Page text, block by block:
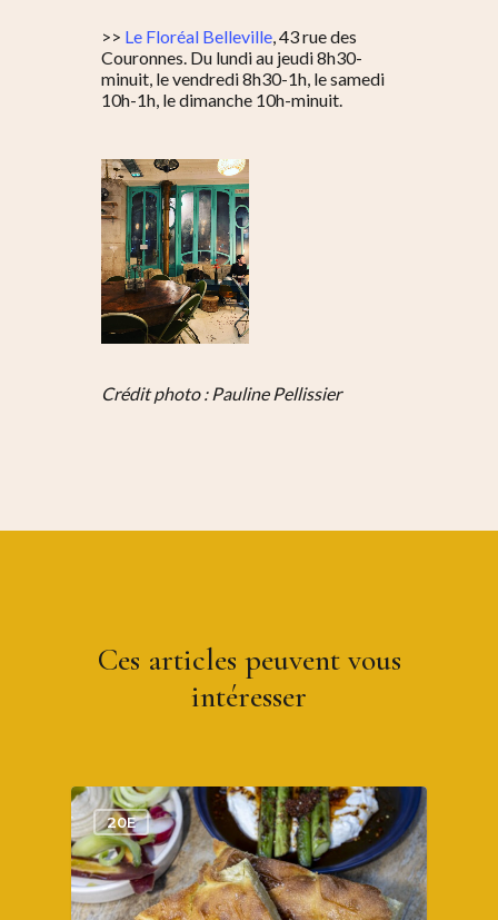
>> Le Floréal Belleville, 43 rue des
Couronnes. Du lundi au jeudi 8h30-
minuit, le vendredi 8h30-1h, le samedi
10h-1h, le dimanche 10h-minuit.
Crédit photo : Pauline Pellissier
Ces articles peuvent vous
intéresser
20E
1